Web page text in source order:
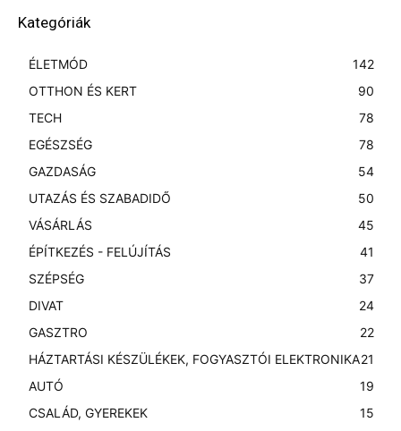
Kategóriák
ÉLETMÓD
142
OTTHON ÉS KERT
90
TECH
78
EGÉSZSÉG
78
GAZDASÁG
54
UTAZÁS ÉS SZABADIDŐ
50
VÁSÁRLÁS
45
ÉPÍTKEZÉS - FELÚJÍTÁS
41
SZÉPSÉG
37
DIVAT
24
GASZTRO
22
HÁZTARTÁSI KÉSZÜLÉKEK, FOGYASZTÓI ELEKTRONIKA21
AUTÓ
19
CSALÁD, GYEREKEK
15